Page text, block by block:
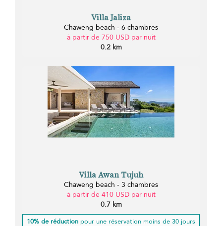
Villa Jaliza
Chaweng beach - 6 chambres
à partir de 750 USD par nuit
0.2 km
Villa Awan Tujuh
Chaweng beach - 3 chambres
à partir de 410 USD par nuit
0.7 km
10% de réduction pour une réservation moins de 30 jours